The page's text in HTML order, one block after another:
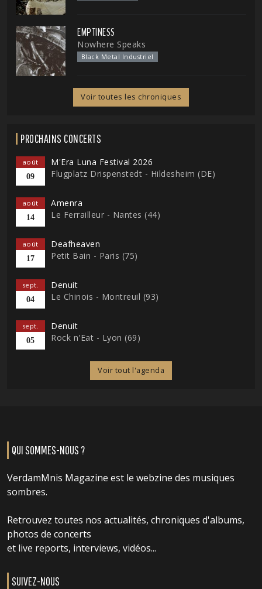
EMPTINESS
Nowhere Speaks
Black Metal Industriel
Voir toutes les chroniques
PROCHAINS CONCERTS
août
09
M'Era Luna Festival 2026
Flugplatz Drispenstedt - Hildesheim (DE)
août
14
Amenra
Le Ferrailleur - Nantes (44)
août
17
Deafheaven
Petit Bain - Paris (75)
sept.
04
Denuit
Le Chinois - Montreuil (93)
sept.
05
Denuit
Rock n'Eat - Lyon (69)
Voir tout l'agenda
QUI SOMMES-NOUS ?
VerdamMnis Magazine est le webzine des musiques
sombres.
Retrouvez toutes nos actualités, chroniques d'albums,
photos de concerts
et live reports, interviews, vidéos...
SUIVEZ-NOUS